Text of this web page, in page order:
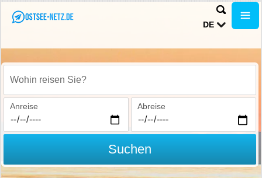
DE
Wohin reisen Sie?
Anreise Abreise
Suchen